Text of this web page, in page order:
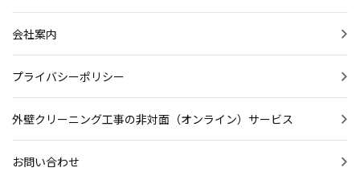
会社案内
プライバシーポリシー
外壁クリーニング工事の非対面（オンライン）サービス
お問い合わせ